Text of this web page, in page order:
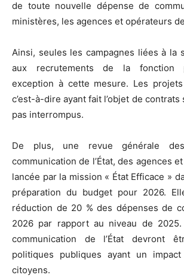
de toute nouvelle dépense de
ministères, les agences et opérateurs de
Ainsi, seules les campagnes liées à la
aux recrutements de la fonction
exception à cette mesure. Les
c’est-à-dire ayant fait l’objet de
pas interrompus.
De plus, une revue générale
communication de l’État, des agences
lancée par la mission « État Efficace »
préparation du budget pour 2026.
réduction de 20 % des dépenses de
2026 par rapport au niveau de
communication de l’État devront
politiques publiques ayant un
citoyens.